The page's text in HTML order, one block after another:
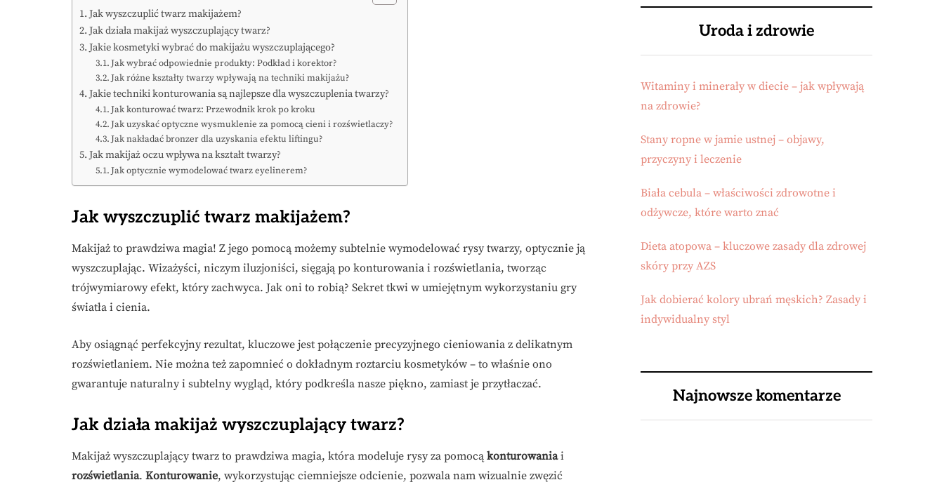
Jak wyszczuplić twarz makijażem?
Jak działa makijaż wyszczuplający twarz?
Jakie kosmetyki wybrać do makijażu wyszczuplającego?
Jak wybrać odpowiednie produkty: Podkład i korektor?
Jak różne kształty twarzy wpływają na techniki makijażu?
Jakie techniki konturowania są najlepsze dla wyszczuplenia twarzy?
Jak konturować twarz: Przewodnik krok po kroku
Jak uzyskać optyczne wysmuklenie za pomocą cieni i rozświetlaczy?
Jak nakładać bronzer dla uzyskania efektu liftingu?
Jak makijaż oczu wpływa na kształt twarzy?
Jak optycznie wymodelować twarz eyelinerem?
Jak wyszczuplić twarz makijażem?
Makijaż to prawdziwa magia! Z jego pomocą możemy subtelnie wymodelować rysy twarzy, optycznie ją
wyszczuplając. Wizażyści, niczym iluzjoniści, sięgają po konturowania i rozświetlania, tworząc
trójwymiarowy efekt, który zachwyca. Jak oni to robią? Sekret tkwi w umiejętnym wykorzystaniu gry
światła i cienia.
Aby osiągnąć perfekcyjny rezultat, kluczowe jest połączenie precyzyjnego cieniowania z delikatnym
rozświetlaniem. Nie można też zapomnieć o dokładnym roztarciu kosmetyków – to właśnie ono
gwarantuje naturalny i subtelny wygląd, który podkreśla nasze piękno, zamiast je przytłaczać.
Jak działa makijaż wyszczuplający twarz?
Makijaż wyszczuplający twarz to prawdziwa magia, która modeluje rysy za pomocą konturowaniai
rozświetlania. Konturowanie, wykorzystując ciemniejsze odcienie, pozwala nam wizualnie zwęzić
Uroda i zdrowie
Witaminy i minerały w diecie – jak wpływają
na zdrowie?
Stany ropne w jamie ustnej – objawy,
przyczyny i leczenie
Biała cebula – właściwości zdrowotne i
odżywcze, które warto znać
Dieta atopowa – kluczowe zasady dla zdrowej
skóry przy AZS
Jak dobierać kolory ubrań męskich? Zasady i
indywidualny styl
Najnowsze komentarze